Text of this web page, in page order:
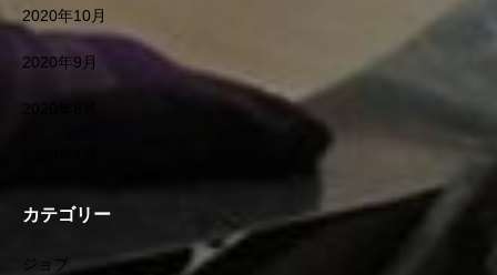
2020年10月
2020年9月
カテゴリー
ジョブ